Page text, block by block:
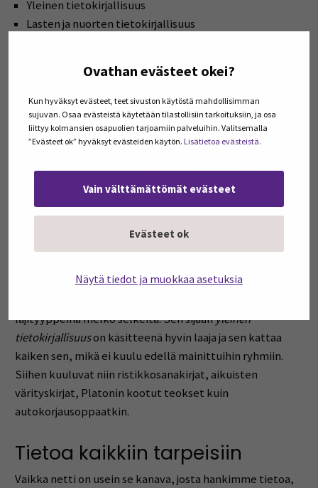
Ovathan evästeet okei?
Kun hyväksyt evästeet, teet sivuston käytöstä mahdollisimman
sujuvan. Osaa evästeistä käytetään tilastollisiin tarkoituksiin, ja osa
liittyy kolmansien osapuolien tarjoamiin palveluihin. Valitsemalla
”Evästeet ok” hyväksyt evästeiden käytön. Lisätietoa evästeistä.
Vain välttämättömät evästeet
Evästeet ok
Näytä tiedot ja muokkaa asetuksia
Yleinen tietokirjallisuus
Lasten ja nuorten tietokirjallisuus
Tutkimuskirjallisuuson kirjallisuutta, joka perustuu
tieteelliseen tutkimukseen. Se on myös pääsääntöisesti
vertaisarvioitua ja yleisesti tiedeyhteisössä hyväksyttyä.
Esimerkiksi väitöskirjat ovat hyvä esimerkki tähän
Tutkimuskirjallisuudelle on tyypillistä, että se perustuu
alkuperäislähteisiin, kuten asiakirjoihin tai empiiriseen
tutkimukseen, joka voi olla tehty laboratoriossa,
haastatteluin tai muulla menetelmällä tieteenalan
Hakuteokset, oppaat, oppimateriaalit, lasten ja nuorten
lajityyppeinä melko selkeitä. Sen sijaanyleinen
tietokirjallisuuson käsitteenä hyvin laaja ja sen kattaa
kaiken sen, mikä ei kuulu edellä mainittuihin ryhmiin.
Siihen kuuluvat niin ristikkosanakirjat, aikuisten
värityskirjat, Platonin kootut teokset kuin
autokorjausoppaatkin.
Tietoa kaikkiin tarpeisiin
Vaikka netti on usein se kanava, josta hankimme tietoa,